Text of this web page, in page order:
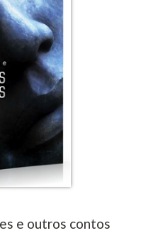
e outros contos